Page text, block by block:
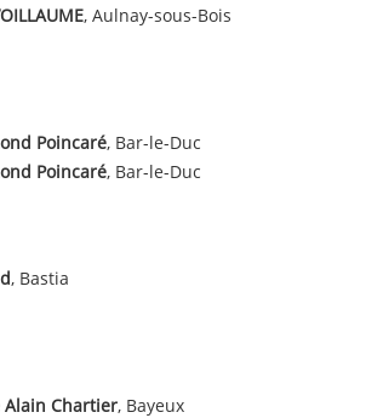
, Aulnay-sous-Bois
Poincaré, Bar-le-Duc
Poincaré, Bar-le-Duc
, Bastia
Alain Chartier, Bayeux